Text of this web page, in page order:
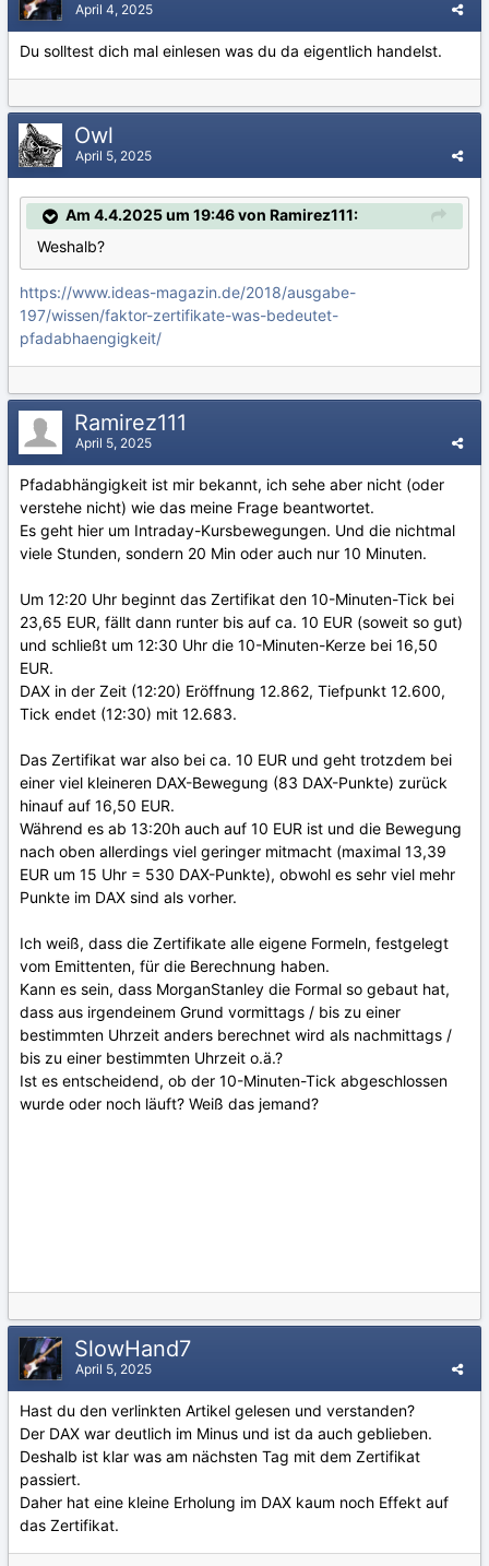
April 4, 2025
Du solltest dich mal einlesen was du da eigentlich handelst.
Owl
April 5, 2025
Am 4.4.2025 um 19:46 von Ramirez111:
Weshalb?
https://www.ideas-magazin.de/2018/ausgabe-
197/wissen/faktor-zertifikate-was-bedeutet-
pfadabhaengigkeit/
Ramirez111
April 5, 2025
Pfadabhängigkeit ist mir bekannt, ich sehe aber nicht (oder
verstehe nicht) wie das meine Frage beantwortet.
Es geht hier um Intraday-Kursbewegungen. Und die nichtmal
viele Stunden, sondern 20 Min oder auch nur 10 Minuten.
Um 12:20 Uhr beginnt das Zertifikat den 10-Minuten-Tick bei
23,65 EUR, fällt dann runter bis auf ca. 10 EUR (soweit so gut)
und schließt um 12:30 Uhr die 10-Minuten-Kerze bei 16,50
EUR.
DAX in der Zeit (12:20) Eröffnung 12.862, Tiefpunkt 12.600,
Tick endet (12:30) mit 12.683.
Das Zertifikat war also bei ca. 10 EUR und geht trotzdem bei
einer viel kleineren DAX-Bewegung (83 DAX-Punkte) zurück
hinauf auf 16,50 EUR.
Während es ab 13:20h auch auf 10 EUR ist und die Bewegung
nach oben allerdings viel geringer mitmacht (maximal 13,39
EUR um 15 Uhr = 530 DAX-Punkte), obwohl es sehr viel mehr
Punkte im DAX sind als vorher.
Ich weiß, dass die Zertifikate alle eigene Formeln, festgelegt
vom Emittenten, für die Berechnung haben.
Kann es sein, dass MorganStanley die Formal so gebaut hat,
dass aus irgendeinem Grund vormittags / bis zu einer
bestimmten Uhrzeit anders berechnet wird als nachmittags /
bis zu einer bestimmten Uhrzeit o.ä.?
Ist es entscheidend, ob der 10-Minuten-Tick abgeschlossen
wurde oder noch läuft? Weiß das jemand?
SlowHand7
April 5, 2025
Hast du den verlinkten Artikel gelesen und verstanden?
Der DAX war deutlich im Minus und ist da auch geblieben.
Deshalb ist klar was am nächsten Tag mit dem Zertifikat
passiert.
Daher hat eine kleine Erholung im DAX kaum noch Effekt auf
das Zertifikat.